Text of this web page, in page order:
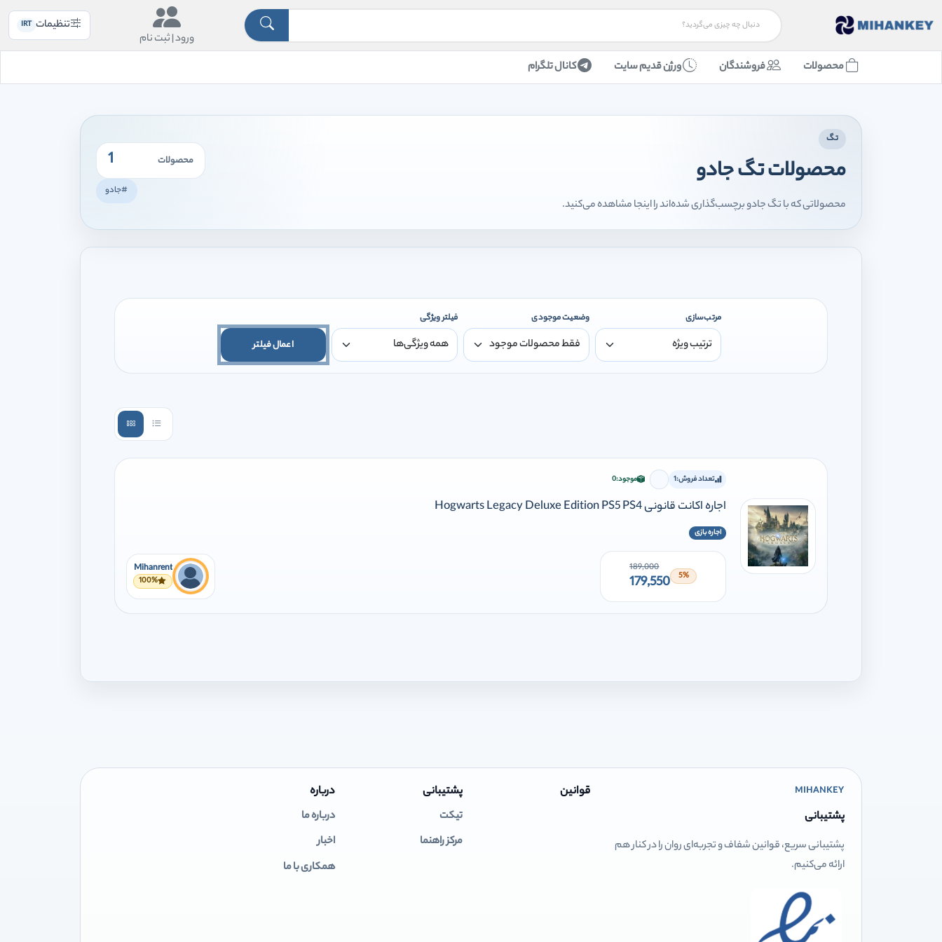
ورود |ثبت نام
تنظیمات IRT
محصولات فروشندگان ورژن قدیم سایت کانال تلگرام
تگ
محصولات تگ جادو
محصولاتی که با تگ جادو برچسب‌گذاری شده‌اند را اینجا مشاهده می‌کنید.
محصولات 1
#جادو
مرتب‌سازی وضعیت موجودی فیلتر ویژگی
اعمال فیلتر
تعداد فروش:1 برای افزودن وارد شوید
موجود:0
اجاره اکانت قانونی Hogwarts Legacy Deluxe Edition PS5 PS4
اجاره بازی
5%
189,000
179,550
Mihanrent
100%
MIHANKEY
پشتیبانی
پشتیبانی سریع، قوانین شفاف و تجربه‌ای روان را در کنار هم
ارائه می‌کنیم.
قوانین پشتیبانی
تیکت
مرکز راهنما
درباره
درباره ما
اخبار
همکاری با ما